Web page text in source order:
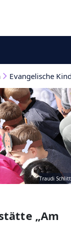
Evangelische
Traudi Schlitt
„Am